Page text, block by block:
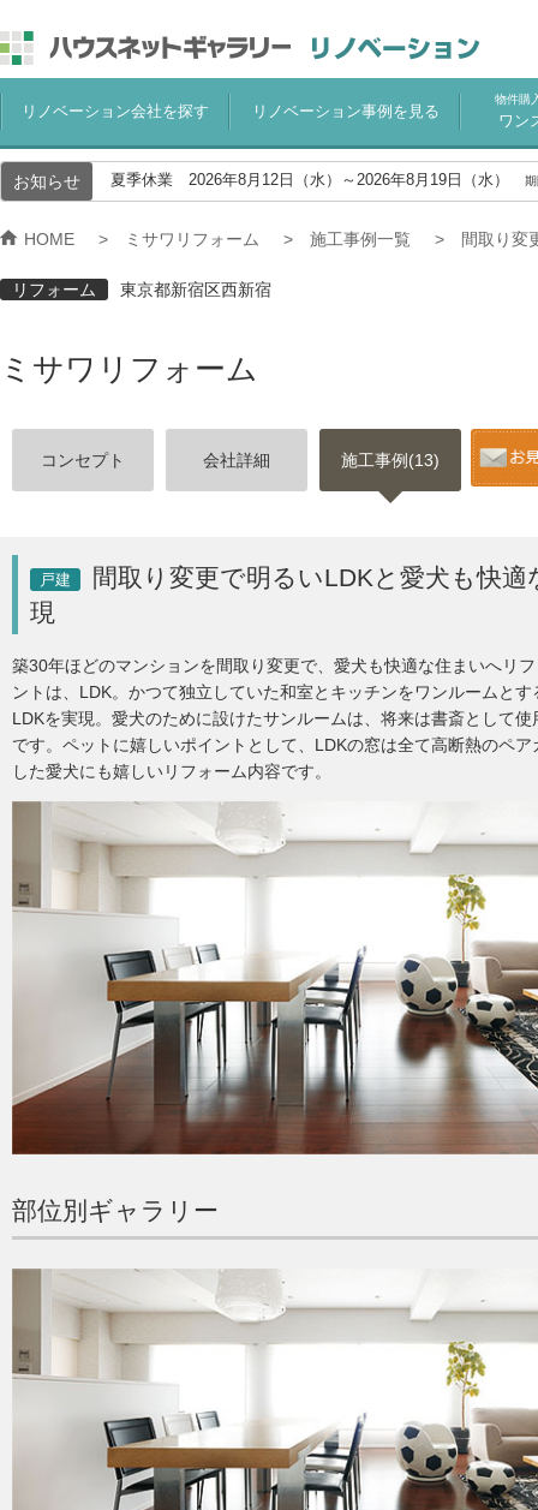
リノベーション会社を探す リノベーション事例を見る
物件購
ワン
お知らせ 夏季休業 2026年8月12日（水）～2026年8月19日（水）
HOME ミサワリフォーム 施工事例一覧 間取り変
リフォーム 東京都新宿区西新宿
ミサワリフォーム
コンセプト 会社詳細 施工事例(13)
戸建
間取り変更で明るいLDKと愛犬も快
現
築30年ほどのマンションを間取り変更で、愛犬も快適な住まいへリ
ントは、LDK。かつて独立していた和室とキッチンをワンルームと
LDKを実現。愛犬のために設けたサンルームは、将来は書斎として
です。ペットに嬉しいポイントとして、LDKの窓は全て高断熱のペ
した愛犬にも嬉しいリフォーム内容です。
部位別ギャラリー